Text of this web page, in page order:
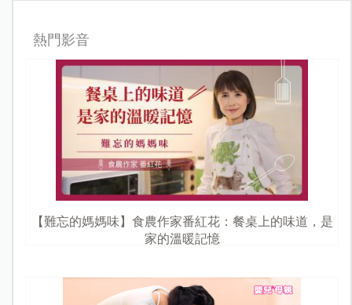
熱門影音
【難忘的媽媽味】食農作家番紅花：餐桌上的味道，是
家的溫暖記憶